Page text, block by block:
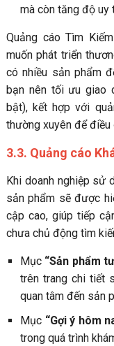
mà còn tăng độ uy
Quảng cáo Tìm
muốn phát triển
có nhiều sản phẩm
bạn nên tối ưu giao
bật), kết hợp với
thường xuyên để điều
3.3. Quảng cáo
Khi doanh nghiệp sử
sản phẩm sẽ được
cập cao, giúp tiếp
chưa chủ động tìm
Mục “Sản phẩm
trên trang chi tiết
quan tâm đến sản
Mục “Gợi ý hôm
trong quá trình